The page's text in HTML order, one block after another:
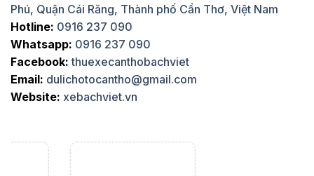
Phú, Quận Cái Răng, Thành phố Cần Thơ, Việt Nam
Hotline: 0916 237 090
Whatsapp: 0916 237 090
Facebook: thuexecanthobachviet
Email: dulichotocantho@gmail.com
Website: xebachviet.vn